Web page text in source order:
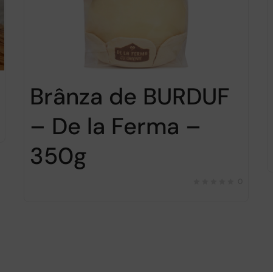
Brânza de BURDUF
– De la Ferma –
350g